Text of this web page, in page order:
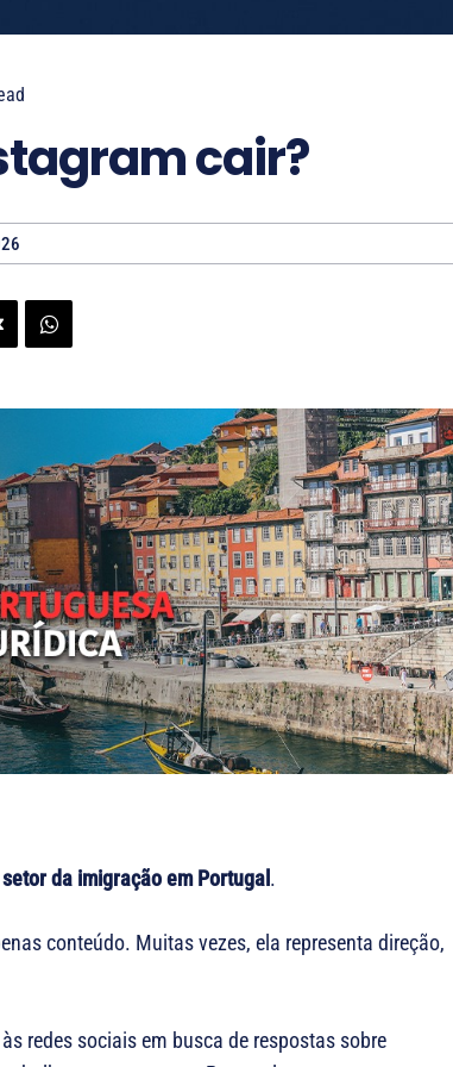
cair?
da imigração em Portugal .
conteúdo. Muitas vezes, ela representa direção,
redes sociais em busca de respostas sobre